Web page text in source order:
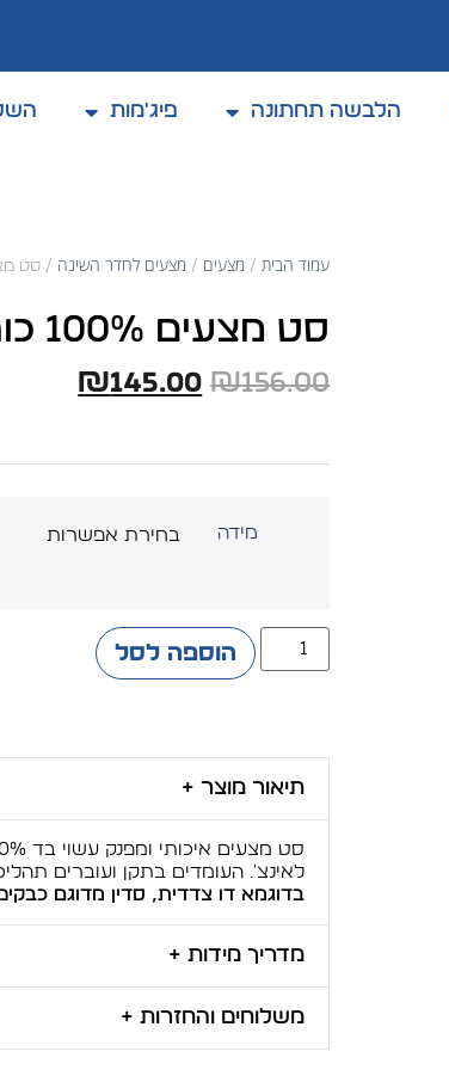
הלבשה תחתונה פיג'מות
עמוד הבית/ מצעים / מצעים לחדר השינה / סט מצעים 100% כותנה
סט מצעים 100% כותנה אורגנית דגם ערבה
₪156.00
₪145.00
מידה
הוספה לסל
תיאור מוצר +
לאינצ'. העומדים בתקן ועוברים תהליכי
בדוגמא דו צדדית, סדין מדוגם
מדריך מידות +
משלוחים והחזרות +